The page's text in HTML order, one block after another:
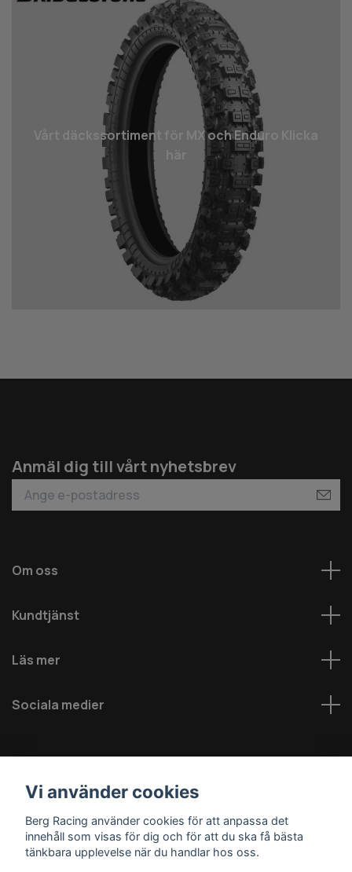
Vårt däcks­sortiment för MX och Enduro Klicka
Anmäl dig till vårt nyhetsbrev
Om oss
Kundtjänst
Läs mer
Sociala medier
© 2026 Berg MC AB - Alla rättigheter reserverade
Vi använder cookies
Berg Racing använder cookies för att anpassa det
innehåll som visas för dig och för att du ska få bästa
tänkbara upplevelse när du handlar hos oss.